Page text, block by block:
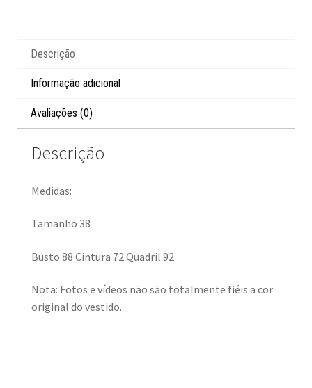
Descrição
Informação adicional
Avaliações (0)
Descrição
Medidas:
Tamanho 38
Busto 88 Cintura 72 Quadril 92
Nota: Fotos e vídeos não são totalmente fiéis a cor
original do vestido.